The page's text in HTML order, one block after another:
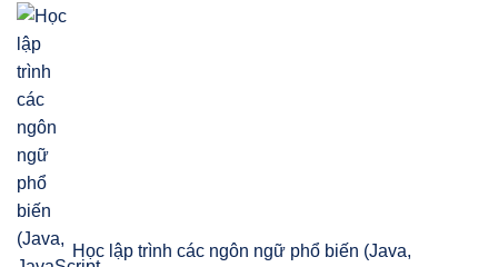
Học lập trình các ngôn ngữ phổ biến (Java,